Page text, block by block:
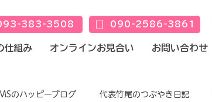
383-3508 090-2586-3861
仕組み オンラインお見合い お問い合わせ
のハッピーブログ 代表竹尾のつぶやき日記